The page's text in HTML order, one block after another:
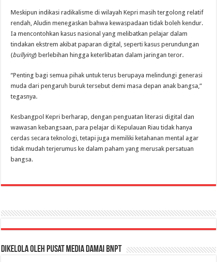
Meskipun indikasi radikalisme di wilayah Kepri masih tergolong relatif
rendah, Aludin menegaskan bahwa kewaspadaan tidak boleh kendur.
Ia mencontohkan kasus nasional yang melibatkan pelajar dalam
tindakan ekstrem akibat paparan digital, seperti kasus perundungan
(bullying) berlebihan hingga keterlibatan dalam jaringan teror.
“Penting bagi semua pihak untuk terus berupaya melindungi generasi
muda dari pengaruh buruk tersebut demi masa depan anak bangsa,”
tegasnya.
Kesbangpol Kepri berharap, dengan penguatan literasi digital dan
wawasan kebangsaan, para pelajar di Kepulauan Riau tidak hanya
cerdas secara teknologi, tetapi juga memiliki ketahanan mental agar
tidak mudah terjerumus ke dalam paham yang merusak persatuan
bangsa.
Dikelola oleh Pusat Media Damai BNPT